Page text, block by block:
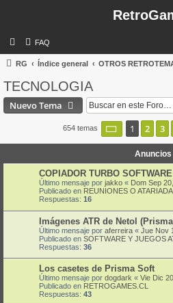
FAQ
RG Índice general OTROS
TECNOLOGIA
Nuevo Tema
654 temas Página de
1 2 3
Anuncios
COPIADOR TURBO
Último mensaje por jakko « Dom Sep
Publicado en REUNIONES O
Respuestas: 16
Imágenes ATR de Netol
Último mensaje por aferreira « Jue Nov
Publicado en SOFTWARE Y JUEGOS
Respuestas: 36
Los casetes de Prisma Soft
Último mensaje por dogdark « Vie Dic
Publicado en RETROGAMES.CL
Respuestas: 43